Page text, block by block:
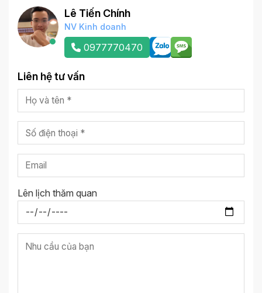
Lê Tiến Chính
NV Kinh doanh
0977770470
Liên hệ tư vấn
Lên lịch thăm quan